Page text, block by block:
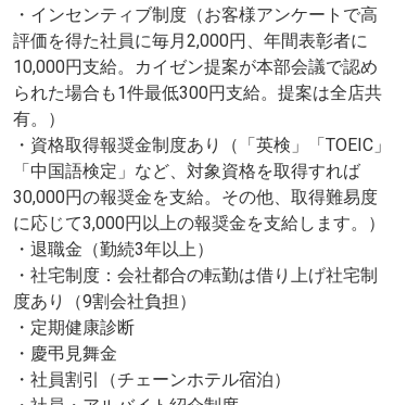
・インセンティブ制度（お客様アンケートで高
評価を得た社員に毎月2,000円、年間表彰者に
10,000円支給。カイゼン提案が本部会議で認め
られた場合も1件最低300円支給。提案は全店共
有。）
・資格取得報奨金制度あり（「英検」「TOEIC」
「中国語検定」など、対象資格を取得すれば
30,000円の報奨金を支給。その他、取得難易度
に応じて3,000円以上の報奨金を支給します。）
・退職金（勤続3年以上）
・社宅制度：会社都合の転勤は借り上げ社宅制
度あり（9割会社負担）
・定期健康診断
・慶弔見舞金
・社員割引（チェーンホテル宿泊）